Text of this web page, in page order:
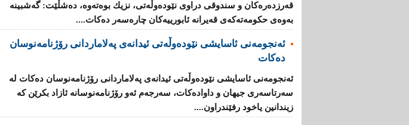
قه‌رزده‌ره‌كان‌ و سندوقی‌ دراوی‌ نێوده‌وڵه‌تی، نزیك بوه‌ته‌وه‌، ده‌شڵێت: گه‌شبینه‌
به‌وه‌ی‌ حكومه‌ته‌كه‌ی‌ قه‌یرانه‌ ئابورییه‌كان چاره‌سه‌ر ده‌كات....
ئه‌نجومه‌نی ئاسایشی نێوده‌وڵه‌تی ئیدانه‌ی په‌لاماردانی رۆژنامه‌نوسان
ده‌كات
ئه‌نجومه‌نی ئاسایشی نێوده‌وڵه‌تی ئیدانه‌ی په‌لاماردانی رۆژنامه‌نوسان ده‌كات له‌
سه‌رتاسه‌ری جیهان و داواده‌كات، سه‌رجه‌م ئه‌و رۆژنامه‌نوسانه‌ ئازاد بكرێن كه‌
زیندانین یاخود رفێندراون....